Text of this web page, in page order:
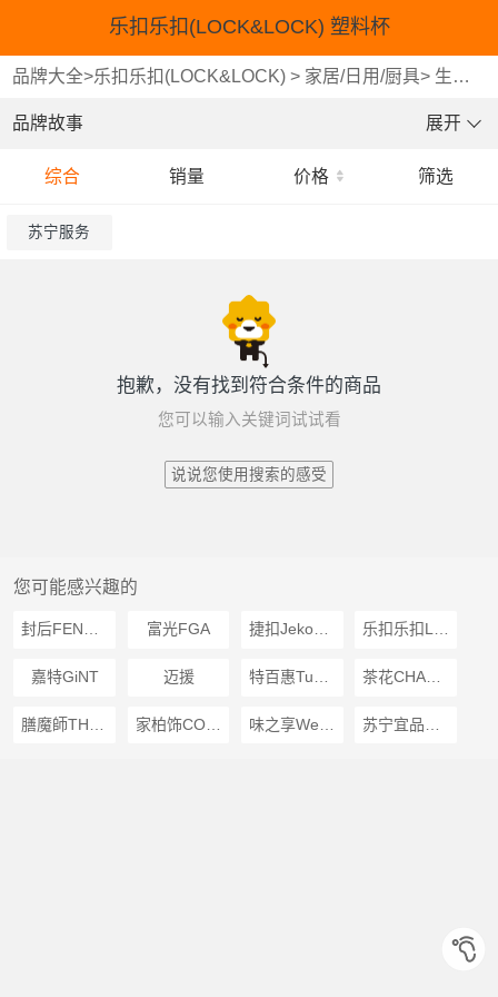
乐扣乐扣(LOCK&LOCK) 塑料杯
品牌大全>乐扣乐扣(LOCK&LOCK) > 家居/日用/厨具> 生活日用
品牌故事 展开
综合 销量 价格 筛选
苏宁服务
抱歉，没有找到符合条件的商品
您可以输入关键词试试看
说说您使用搜索的感受
您可能感兴趣的
富光FGA 捷扣JekoJeko
嘉特GiNT 迈援
家柏饰CORATED